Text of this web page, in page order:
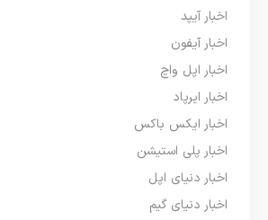
اخبار آیپد
اخبار آیفون
اخبار اپل واچ
اخبار ایرپاد
اخبار ایکس باکس
اخبار پلی استیشن
اخبار دنیای اپل
اخبار دنیای گیم